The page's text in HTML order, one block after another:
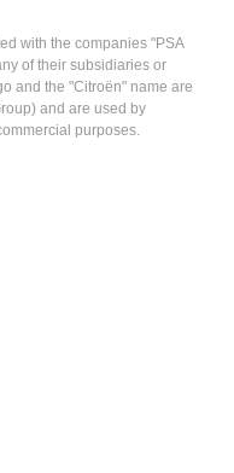
with the companies "PSA
of their subsidiaries or
and the "Citroën" name are
and are used by
purposes.